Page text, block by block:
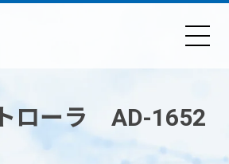
ローラ AD-1652